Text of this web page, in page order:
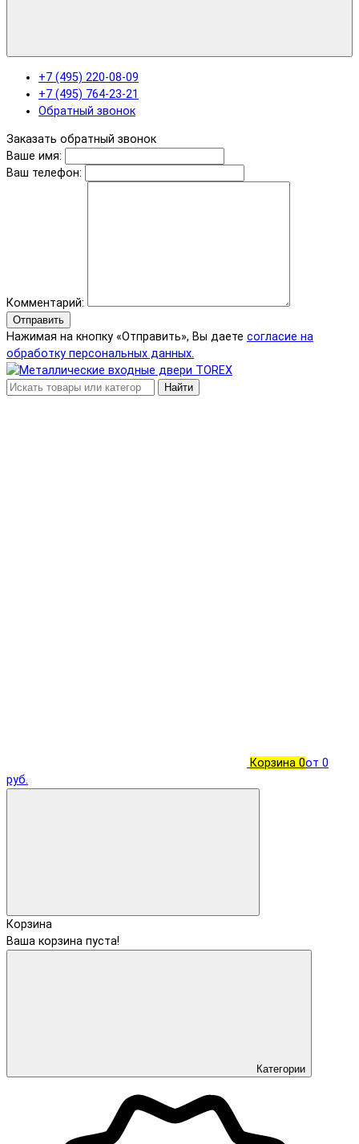
+7 (495) 220-08-09
+7 (495) 764-23-21
Обратный звонок
Заказать обратный звонок
Ваше имя:
Ваш телефон:
Комментарий:
Отправить
Нажимая на кнопку «Отправить», Вы даете согласие на
обработку персональных данных.
Найти
Корзина 0от 0
руб.
Корзина
Ваша корзина пуста!
Категории